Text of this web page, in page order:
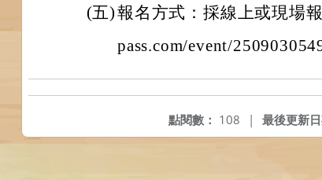
(五)報名方式：採線上或現場
pass.com/event/
最後更新日
點閱數： 108 |